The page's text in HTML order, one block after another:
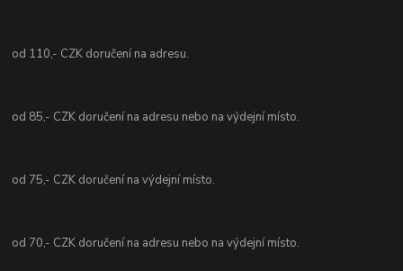
od 110,- CZK doručení na adresu.
od 85,- CZK doručení na adresu nebo na výdejní místo.
od 75,- CZK doručení na výdejní místo.
od 70,- CZK doručení na adresu nebo na výdejní místo.